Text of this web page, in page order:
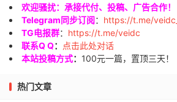
欢迎骚扰：承接代付、投稿、广告合作！
Telegram同步订阅： https://t.me/
TG电报群： https://t.me/veidc
联系Q Q：
点击此处对话
本站投稿方式： 100元一篇，置顶三天！
热门文章